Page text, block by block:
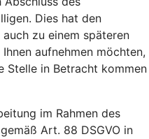
Dies hat den
zu einem späteren
aufnehmen möchten,
Stelle in Betracht kommen
im Rahmen des
Art. 88 DSGVO in